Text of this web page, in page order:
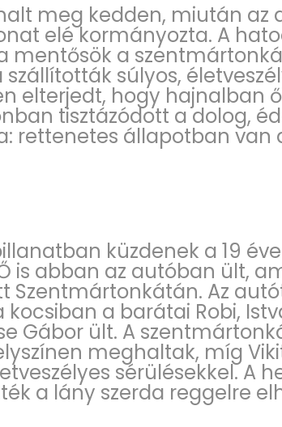
meg kedden, miután az
elé kormányozta. A
mentősök a
szállították súlyos,
elterjedt, hogy hajnalban
tisztázódott a dolog,
rettenetes állapotban van
küzdenek a 19
is abban az autóban ült,
Szentmártonkátán. Az
kocsiban a barátai Robi,
Gábor ült. A
meghaltak, míg
sérülésekkel. A
a lány szerda reggelre